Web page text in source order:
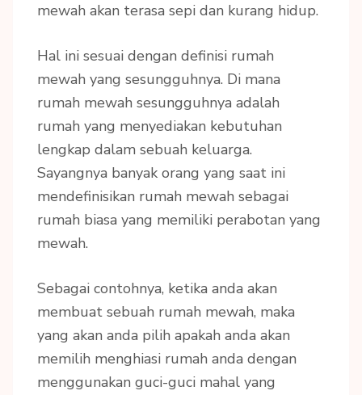
mewah akan terasa sepi dan kurang hidup.
Hal ini sesuai dengan definisi rumah
mewah yang sesungguhnya. Di mana
rumah mewah sesungguhnya adalah
rumah yang menyediakan kebutuhan
lengkap dalam sebuah keluarga.
Sayangnya banyak orang yang saat ini
mendefinisikan rumah mewah sebagai
rumah biasa yang memiliki perabotan yang
mewah.
Sebagai contohnya, ketika anda akan
membuat sebuah rumah mewah, maka
yang akan anda pilih apakah anda akan
memilih menghiasi rumah anda dengan
menggunakan guci-guci mahal yang